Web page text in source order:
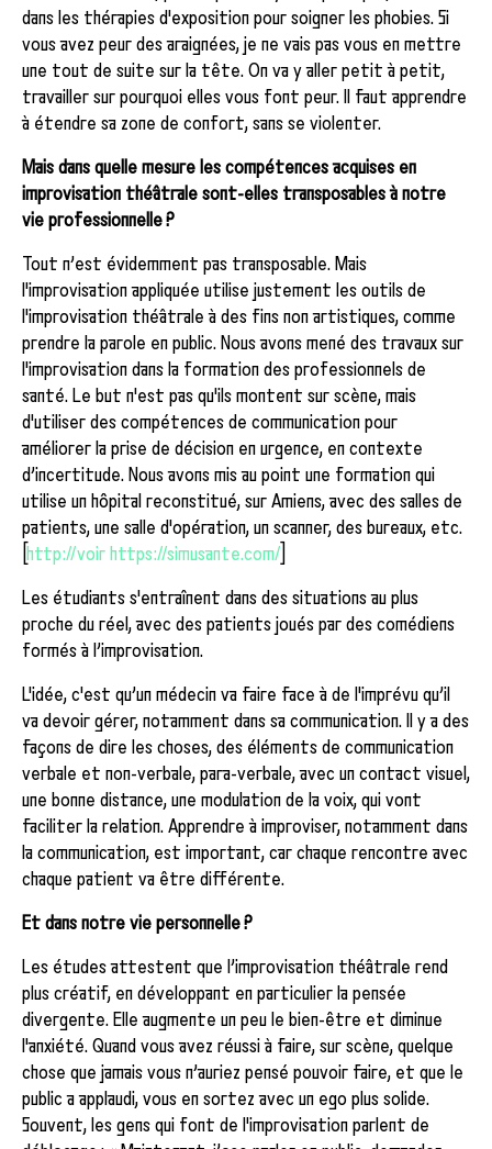
dans les thérapies d'exposition pour soigner les phobies. Si
vous avez peur des araignées, je ne vais pas vous en mettre
une tout de suite sur la tête. On va y aller petit à petit,
travailler sur pourquoi elles vous font peur. Il faut apprendre
à étendre sa zone de confort, sans se violenter.
Mais dans quelle mesure les compétences acquises en
improvisation théâtrale sont-elles transposables à notre
vie professionnelle ?
Tout n’est évidemment pas transposable. Mais
l'improvisation appliquée utilise justement les outils de
l'improvisation théâtrale à des fins non artistiques, comme
prendre la parole en public. Nous avons mené des travaux sur
l'improvisation dans la formation des professionnels de
santé. Le but n'est pas qu'ils montent sur scène, mais
d'utiliser des compétences de communication pour
améliorer la prise de décision en urgence, en contexte
d’incertitude. Nous avons mis au point une formation qui
utilise un hôpital reconstitué, sur Amiens, avec des salles de
patients, une salle d'opération, un scanner, des bureaux, etc.
http://voir https://simusante.com/
Les étudiants s'entraînent dans des situations au plus
proche du réel, avec des patients joués par des comédiens
formés à l’improvisation.
L'idée, c'est qu’un médecin va faire face à de l'imprévu qu’il
va devoir gérer, notamment dans sa communication. Il y a des
façons de dire les choses, des éléments de communication
verbale et non-verbale, para-verbale, avec un contact visuel,
une bonne distance, une modulation de la voix, qui vont
faciliter la relation. Apprendre à improviser, notamment dans
la communication, est important, car chaque rencontre avec
chaque patient va être différente.
Et dans notre vie personnelle ?
Les études attestent que l’improvisation théâtrale rend
plus créatif, en développant en particulier la pensée
divergente. Elle augmente un peu le bien-être et diminue
l'anxiété. Quand vous avez réussi à faire, sur scène, quelque
chose que jamais vous n’auriez pensé pouvoir faire, et que le
public a applaudi, vous en sortez avec un ego plus solide.
Souvent, les gens qui font de l'improvisation parlent de